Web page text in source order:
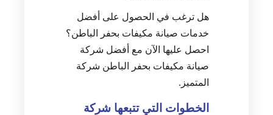
هل ترغب في الحصول على أفضل
خدمات صيانة مكيفات بحفر الباطن؟
احصل عليها الآن مع أفضل شركة
صيانة مكيفات بحفر الباطن شركة
المتميز.
الخطوات التي تتبعها شركة